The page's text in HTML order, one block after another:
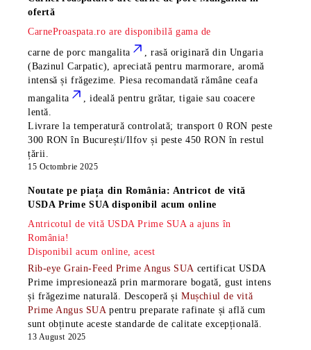
ofertă
CarneProaspata.ro are disponibilă gama de
carne de porc mangalita
, rasă originară din Ungaria
(Bazinul Carpatic), apreciată pentru marmorare, aromă
intensă și frăgezime. Piesa recomandată rămâneceafa
mangalita
, ideală pentru grătar, tigaie sau coacere
lentă.
Livrare la temperatură controlată; transport 0 RON peste
300 RON în București/Ilfov și peste 450 RON în restul
țării.
15 Octombrie 2025
Noutate pe piața din România: Antricot de vită
USDA Prime SUA disponibil acum online
Antricotul de vită USDA Prime SUA a ajuns în
România!
Disponibil acum online, acest
Rib-eye Grain-Feed Prime Angus SUA certificat USDA
Prime impresionează prin marmorare bogată, gust intens
și frăgezime naturală. Descoperă șiMușchiul de vită
Prime Angus SUA pentru preparate rafinate și află cum
sunt obținute aceste standarde de calitate excepțională.
13 August 2025